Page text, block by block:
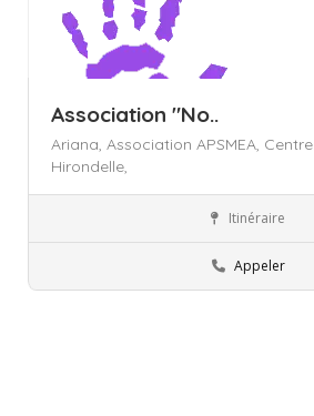
Association "No..
Ariana, Association APSMEA, Centre
Hirondelle,
Itinéraire
Appeler